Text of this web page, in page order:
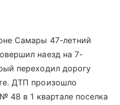
Самары 47-летний
наезд на 7-
переходил дорогу
ДТП произошло
48 в 1 квартале поселка